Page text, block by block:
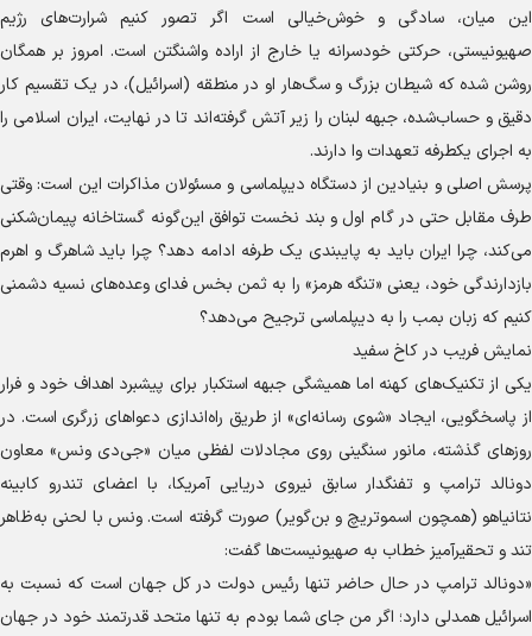
این میان، سادگی و خوش‌خیالی است اگر تصور کنیم شرارت‌های رژیم
صهیونیستی، حرکتی خودسرانه یا خارج از اراده واشنگتن است. امروز بر همگان
روشن شده که شیطان بزرگ و سگ‌هار او در منطقه (اسرائیل)، در یک تقسیم کار
دقیق و حساب‌شده، جبهه لبنان را زیر آتش گرفته‌اند تا در نهایت، ایران اسلامی را
به اجرای یکطرفه تعهدات وا دارند.
پرسش اصلی و بنیادین از دستگاه دیپلماسی و مسئولان مذاکرات این است: وقتی
طرف مقابل حتی در گام اول و بند نخست توافق این‌گونه گستاخانه پیمان‌شکنی
می‌کند، چرا ایران باید به پایبندی یک‌‌ طرفه ادامه دهد؟ چرا باید شاهرگ و اهرم
بازدارندگی خود، یعنی «تنگه هرمز» را به ثمن بخس فدای وعده‌های نسیه دشمنی
کنیم که زبان بمب را به دیپلماسی ترجیح می‌دهد؟
نمایش فریب در کاخ سفید
یکی از تکنیک‌های کهنه اما همیشگی جبهه استکبار برای پیشبرد اهداف خود و فرار
از پاسخگویی، ایجاد «شوی رسانه‌ای» از طریق راه‌اندازی دعواهای زرگری است. در
روزهای گذشته، مانور سنگینی روی مجادلات لفظی میان «جی‌دی ونس» معاون
دونالد ترامپ و تفنگدار سابق نیروی دریایی آمریکا، با اعضای تندرو کابینه
نتانیاهو (همچون اسموتریچ و بن‌گویر) صورت گرفته است. ونس با لحنی به‌ظاهر
تند و تحقیرآمیز خطاب به صهیونیست‌ها گفت:
«دونالد ترامپ در حال حاضر تنها رئیس دولت در کل جهان است که نسبت به
اسرائیل همدلی دارد؛ اگر من جای شما بودم به تنها متحد قدرتمند خود در جهان